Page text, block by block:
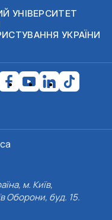
УНІВЕРСИТЕТ
УКРАЇНИ
м. Київ,
Оборони, буд. 15.